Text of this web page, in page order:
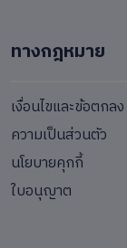
ทางกฎหมาย
เงื่อนไขและข้อตกลง
ความเป็นส่วนตัว
นโยบายคุกกี้
ใบอนุญาต